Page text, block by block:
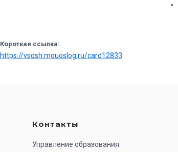
Короткая ссылка:
https://vsosh.mouoslog.ru/card12833
Контакты
Управление образования